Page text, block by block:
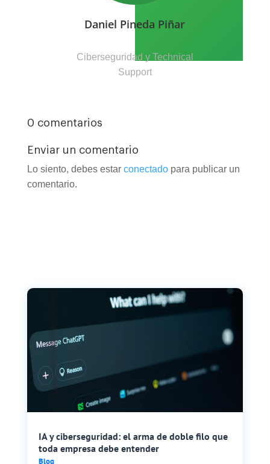
Daniel Pineda Piñar
Ciberseguridad y Technical
Support
0 comentarios
Enviar un comentario
Lo siento, debes estar conectadopara publicar un
comentario.
IA y ciberseguridad: el arma de doble filo que
toda empresa debe entender
Blog